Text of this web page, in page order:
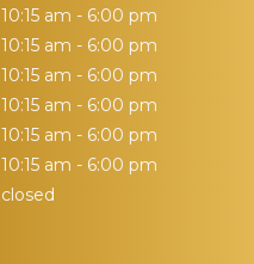
10:15 am - 6:00 pm
10:15 am - 6:00 pm
10:15 am - 6:00 pm
10:15 am - 6:00 pm
10:15 am - 6:00 pm
10:15 am - 6:00 pm
closed